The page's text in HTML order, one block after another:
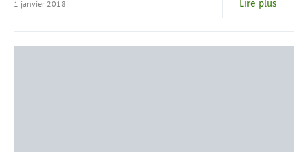
1 janvier 2018 Lire plus